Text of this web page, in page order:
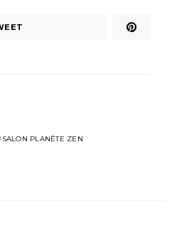
SALON PLANÈTE ZEN